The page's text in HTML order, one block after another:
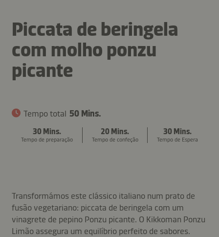
Piccata de beringela
com molho ponzu
picante
Tempo total 50 Mins.
30 Mins.
Tempo de preparação
20 Mins.
Tempo de confeção
30 Mins.
Tempo de Espera
Transformámos este clássico italiano num prato de
fusão vegetariano: piccata de beringela com um
vinagrete de pepino Ponzu picante. O Kikkoman Ponzu
Limão assegura um equilíbrio perfeito de sabores.